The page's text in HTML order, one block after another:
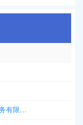
内蒙古自治区乌兰察布浚博汽车销售服务有限责任公司